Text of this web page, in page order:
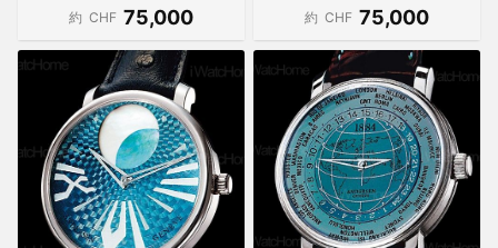
約 CHF 75,000 約 CHF 75,000